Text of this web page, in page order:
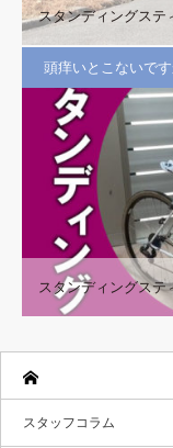
スタンディングステ
頭痒いとこないです
スタンディングステ
スタッフコラム